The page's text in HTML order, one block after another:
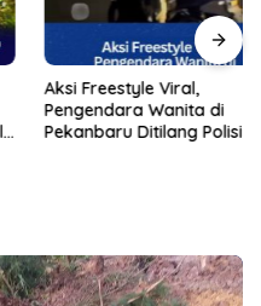
Aksi Freestyle Viral,
Pengendara Wanita di
Pekanbaru Ditilang Polisi